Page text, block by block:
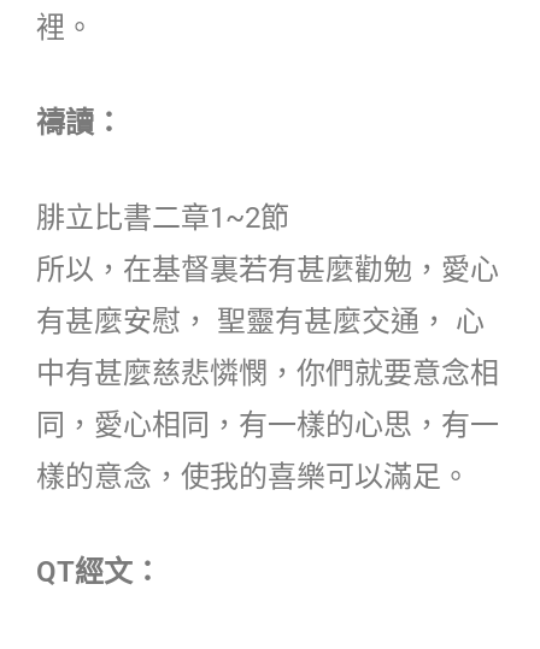
裡。
禱讀：
腓立比書二章1~2節
所以，在基督裏若有甚麼勸勉，愛心
有甚麼安慰， 聖靈有甚麼交通， 心
中有甚麼慈悲憐憫，你們就要意念相
同，愛心相同，有一樣的心思，有一
樣的意念，使我的喜樂可以滿足。
QT經文：